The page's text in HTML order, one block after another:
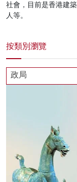
社會，目前是香港建
人等。
按類別瀏覽
政局